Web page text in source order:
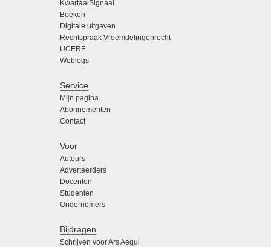
KwartaalSignaal
Boeken
Digitale uitgaven
Rechtspraak Vreemdelingenrecht
UCERF
Weblogs
Service
Mijn pagina
Abonnementen
Contact
Voor
Auteurs
Adverteerders
Docenten
Studenten
Ondernemers
Bijdragen
Schrijven voor Ars Aequi